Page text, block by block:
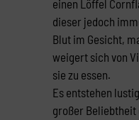
einen Löffel
dieser jedoch
Blut im Gesicht,
weigert sich von
sie zu essen.
Es entstehen
großer